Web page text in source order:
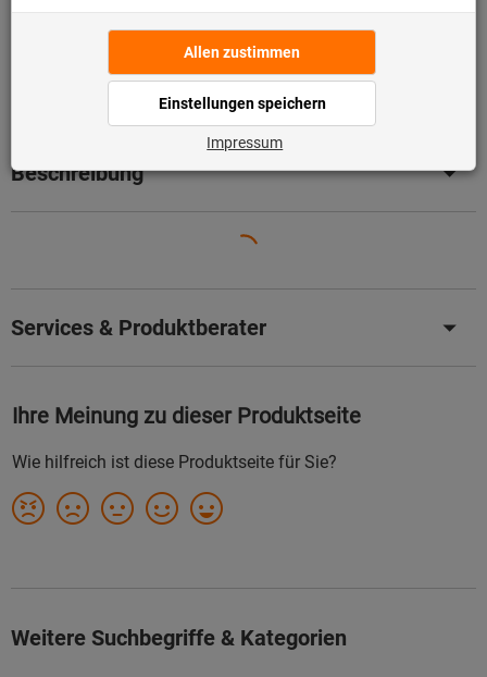
Beschreibung
Services & Produktberater
Weitere Suchbegriffe & Kategorien